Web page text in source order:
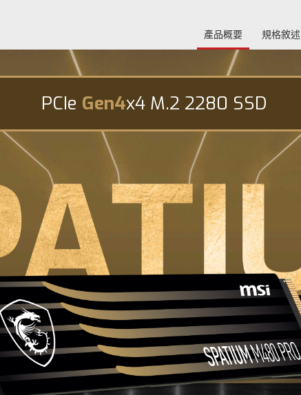
產品概要 規格敘述
PCIe Gen4x4 M.2 2280 SSD